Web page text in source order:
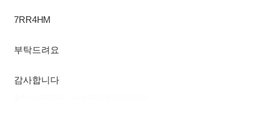
7RR4HM
부탁드려요
감사합니다